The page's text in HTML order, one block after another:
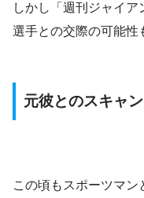
しかし「週刊ジャイ
選手との交際の可能性
元彼とのスキャ
この頃もスポーツマ